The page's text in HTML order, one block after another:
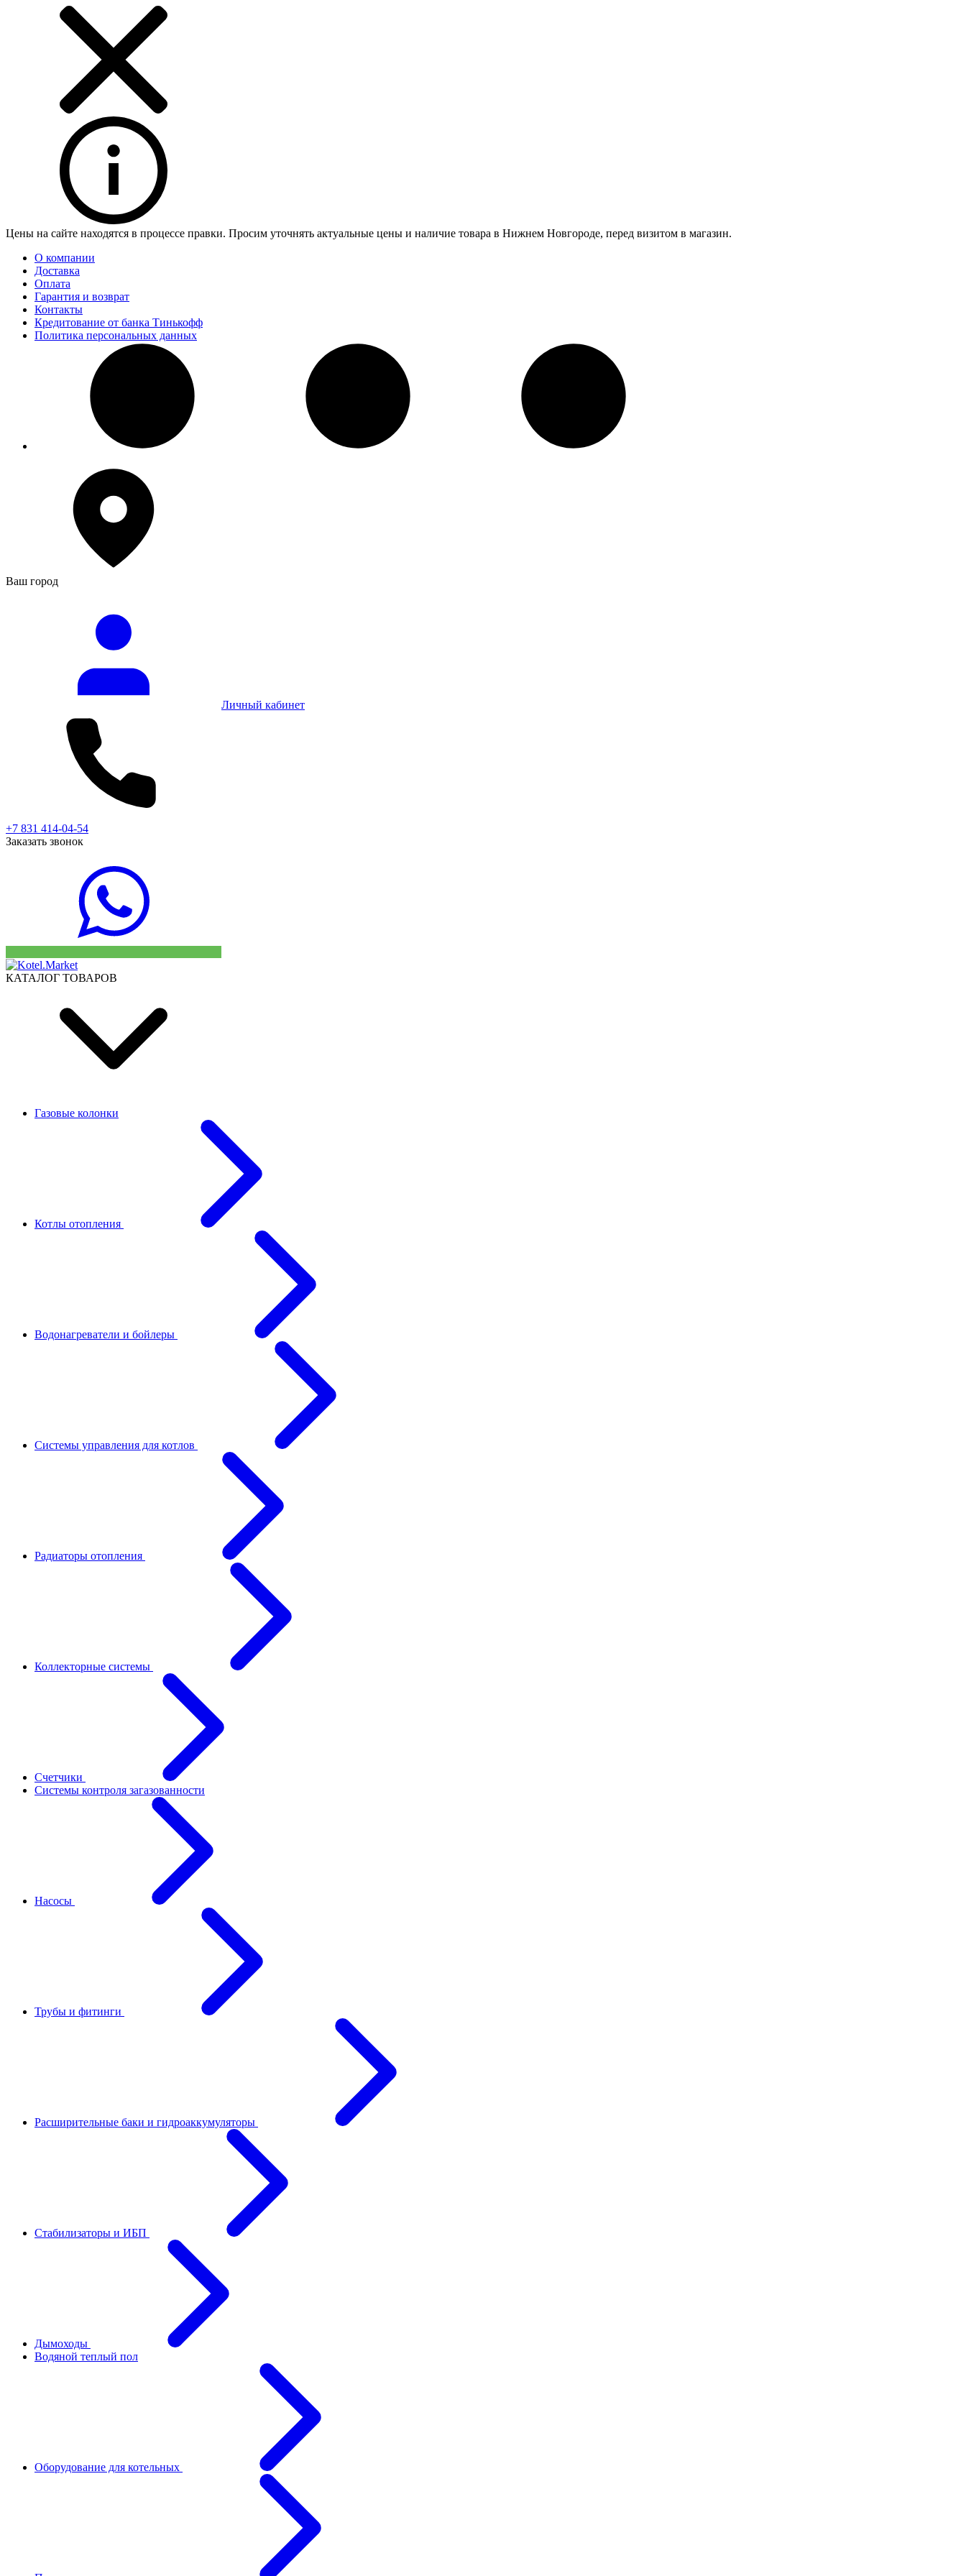
Цены на сайте находятся в процессе правки. Просим уточнять актуальные цены и наличие товара в Нижнем Новгороде, перед визитом в магазин.
О компании
Доставка
Оплата
Гарантия и возврат
Контакты
Кредитование от банка Тинькофф
Политика персональных данных
Ваш город
Личный кабинет
+7 831 414-04-54
Заказать звонок
КАТАЛОГ ТОВАРОВ
Газовые колонки
Котлы отопления
Водонагреватели и бойлеры
Системы управления для котлов
Радиаторы отопления
Коллекторные системы
Счетчики
Системы контроля загазованности
Насосы
Трубы и фитинги
Расширительные баки и гидроаккумуляторы
Стабилизаторы и ИБП
Дымоходы
Водяной теплый пол
Оборудование для котельных